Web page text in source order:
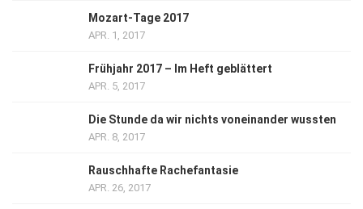
Mozart-Tage 2017
APR. 1, 2017
Frühjahr 2017 – Im Heft geblättert
APR. 5, 2017
Die Stunde da wir nichts voneinander wussten
APR. 8, 2017
Rauschhafte Rachefantasie
APR. 26, 2017